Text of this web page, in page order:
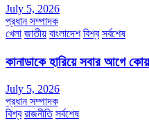
July 5, 2026
প্রধান সম্পাদক
খেলা জাতীয় বাংলাদেশ বিশ্ব সর্বশেষ
কানাডাকে হারিয়ে সবার আগে
July 5, 2026
প্রধান সম্পাদক
বিশ্ব রাজনীতি সর্বশেষ